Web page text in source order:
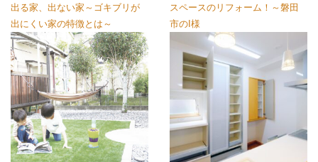
出る家、出ない家～ゴキブリが
出にくい家の特徴とは～
スペースのリフォーム！～磐田
市のI様